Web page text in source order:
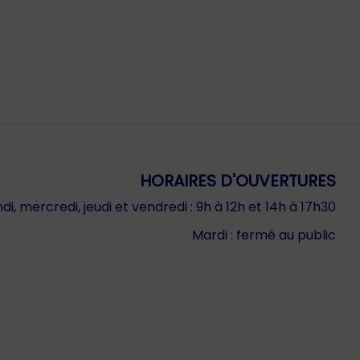
HORAIRES D'OUVERTURES
mercredi, jeudi et vendredi : 9h à 12h et 14h à 17h30
Mardi : fermé au public